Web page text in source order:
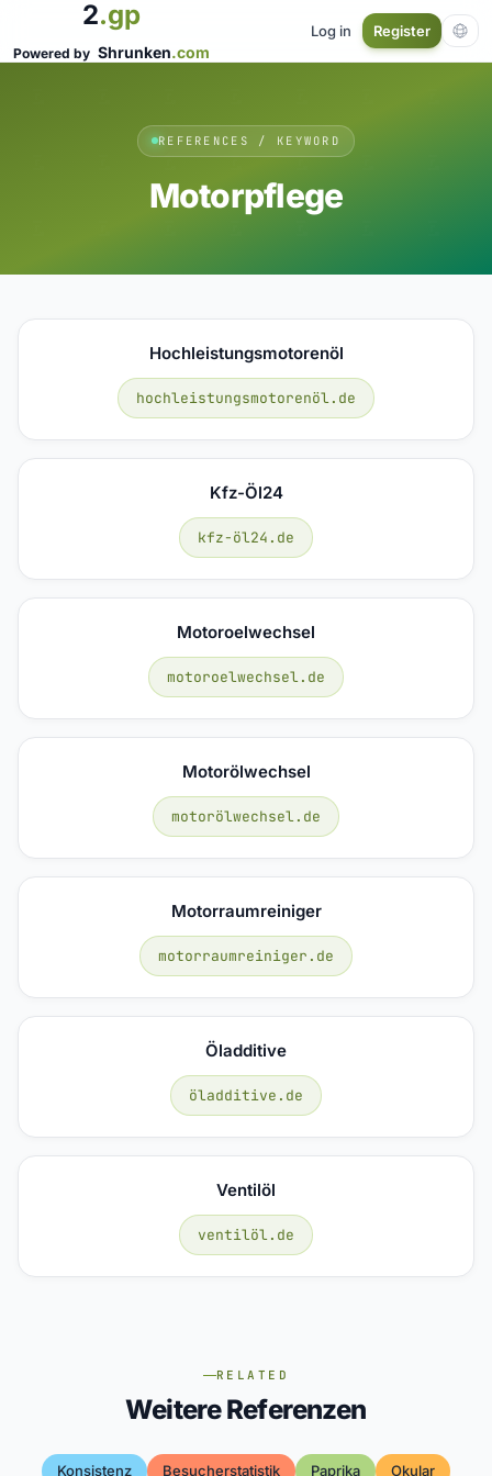
2.gp
Powered by Shrunken.com
Log in Register
REFERENCES / KEYWORD
Motorpflege
Hochleistungsmotorenöl
hochleistungsmotorenöl.de
Kfz-Öl24
kfz-öl24.de
Motoroelwechsel
motoroelwechsel.de
Motorölwechsel
motorölwechsel.de
Motorraumreiniger
motorraumreiniger.de
Öladditive
öladditive.de
Ventilöl
ventilöl.de
RELATED
Weitere Referenzen
Konsistenz Besucherstatistik Paprika Okular